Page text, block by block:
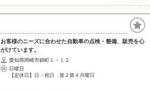
お客様のニーズに合わせた自動車の点検・整備、販売を心
がけています。
愛知県岡崎市錦町１－１２
日曜日
【定休日】日・祝日 第２第４月曜日